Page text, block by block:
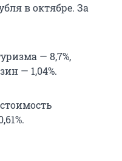
в октябре. За
— 8,7%,
— 1,04%.